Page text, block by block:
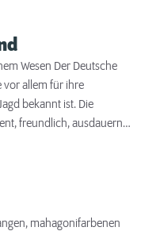
ihrer
sind English Setter
auch für Anfänger
Wesen Der Deutsche
vor allem für ihre
bekannt ist. Die
freundlich, ausdauernd
Sie eignen sich
Betätigung und
mahagonifarbenen